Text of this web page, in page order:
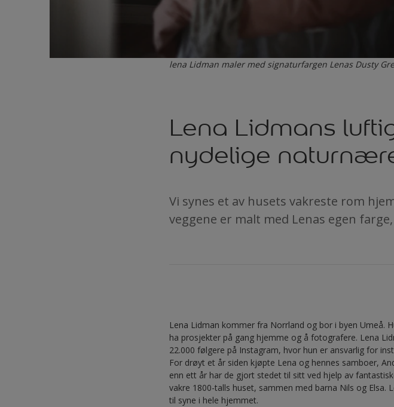
lena Lidman maler med signaturfargen Lenas Dusty
Lena Lidmans
nydelige
Vi synes et av husets vakreste rom
veggene er malt med Lenas egen
Lena Lidman kommer fra Norrland og bor i byen Umeå.
ha prosjekter på gang hjemme og å fotografere. Lena
22.000 følgere på Instagram, hvor hun er ansvarlig for
For drøyt et år siden kjøpte Lena og hennes samboer,
enn ett år har de gjort stedet til sitt ved hjelp av
vakre 1800-talls huset, sammen med barna Nils og
til syne i hele hjemmet.